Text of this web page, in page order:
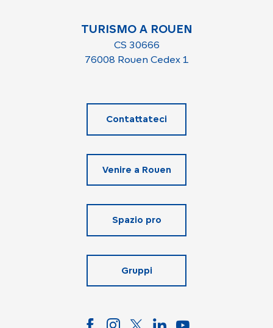
TURISMO A ROUEN
CS 30666
76008 Rouen Cedex 1
Contattateci
Venire a Rouen
Spazio pro
Gruppi